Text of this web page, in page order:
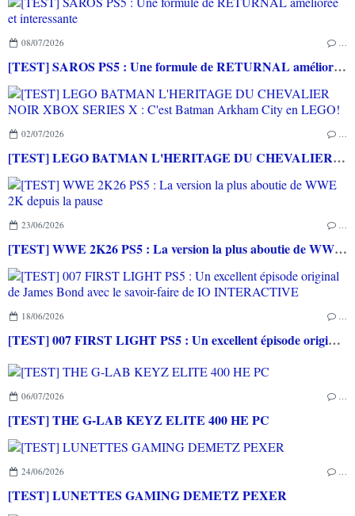
08/07/2026
[TEST] SAROS PS5 : Une formule de RETURNAL améliorée et interessante
02/07/2026
[TEST] LEGO BATMAN L'HERITAGE DU CHEVALIER NOIR XBOX SERIES X : C'est Batman Arkham City en LEGO!
23/06/2026
[TEST] WWE 2K26 PS5 : La version la plus aboutie de WWE 2K depuis la pause
18/06/2026
[TEST] 007 FIRST LIGHT PS5 : Un excellent épisode original de James Bond avec le savoir-faire de IO INTERACTIVE
06/07/2026
[TEST] THE G-LAB KEYZ ELITE 400 HE PC
24/06/2026
[TEST] LUNETTES GAMING DEMETZ PEXER